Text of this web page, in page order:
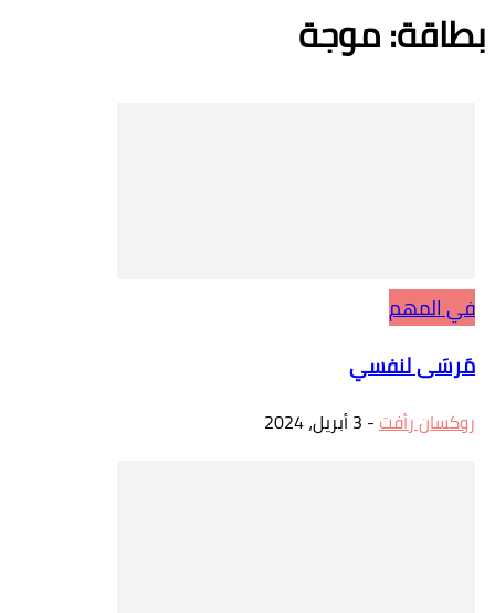
بطاقة: موجة
في المهم
مَرسَى لنفسي
روكسان رأفت- 3 أبريل، 2024